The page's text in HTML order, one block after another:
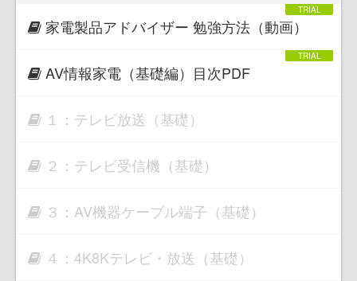
家電製品アドバイザー 勉強方法（動画）
AV情報家電（基礎編）目次PDF
１：テレビ放送（基礎）
２：テレビ受信機（基礎）
３：AV機器ケーブル端子（基礎）
４：4K8Kテレビ・放送（基礎）